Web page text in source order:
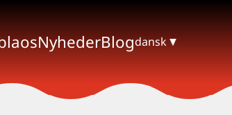
NyhederBlogdansk